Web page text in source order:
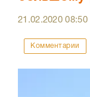
21.02.202008:50
Комментарии